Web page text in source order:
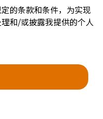
的条款和条件，为实现
和/或披露我提供的个人